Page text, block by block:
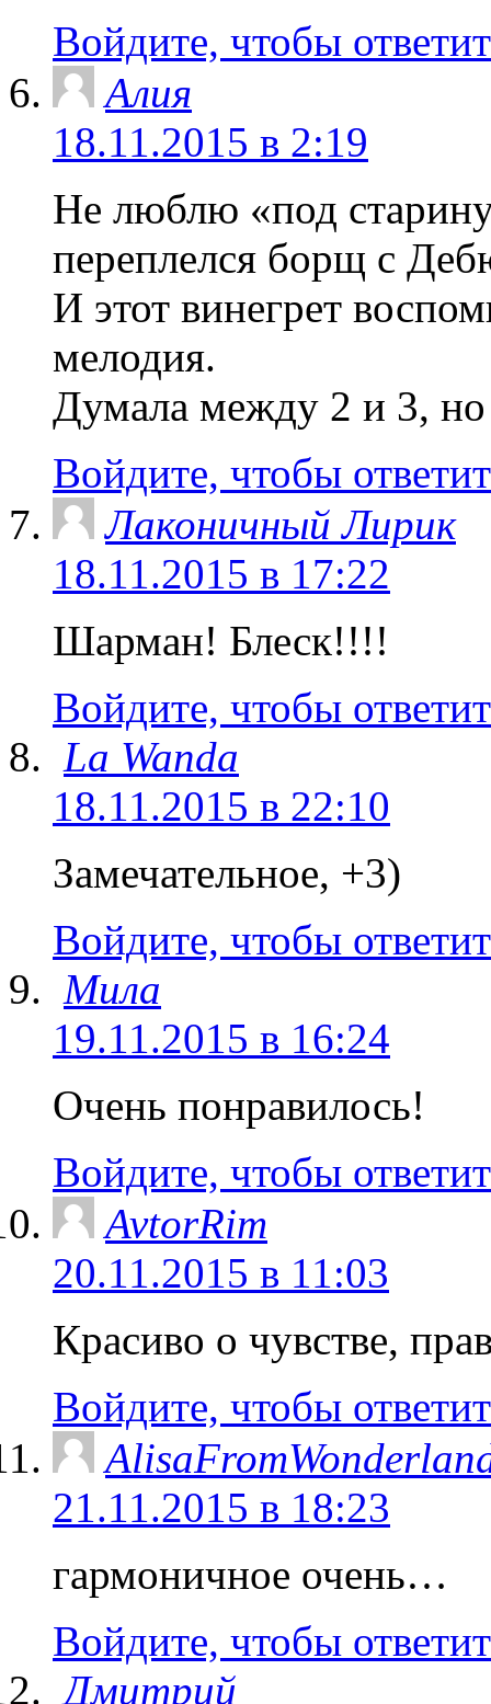
Войдите, чтобы
Алия
18.11.2015 в 2:19
Не люблю «под
переплелся борщ с
И этот винегрет
мелодия.
Думала между 2 и 3,
Войдите, чтобы
Лаконичный Лирик
18.11.2015 в 17:22
Шарман! Блеск!!!!
Войдите, чтобы
La Wanda
18.11.2015 в 22:10
Замечательное, +3)
Войдите, чтобы
Мила
19.11.2015 в 16:24
Очень понравилось!
Войдите, чтобы
AvtorRim
20.11.2015 в 11:03
Красиво о чувстве,
Войдите, чтобы
21.11.2015 в 18:23
гармоничное очень…
Войдите, чтобы
Дмитрий